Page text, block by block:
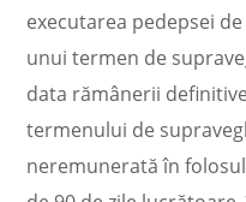
executarea pedepsei
unui termen de
data rămânerii
termenului de
neremunerată în